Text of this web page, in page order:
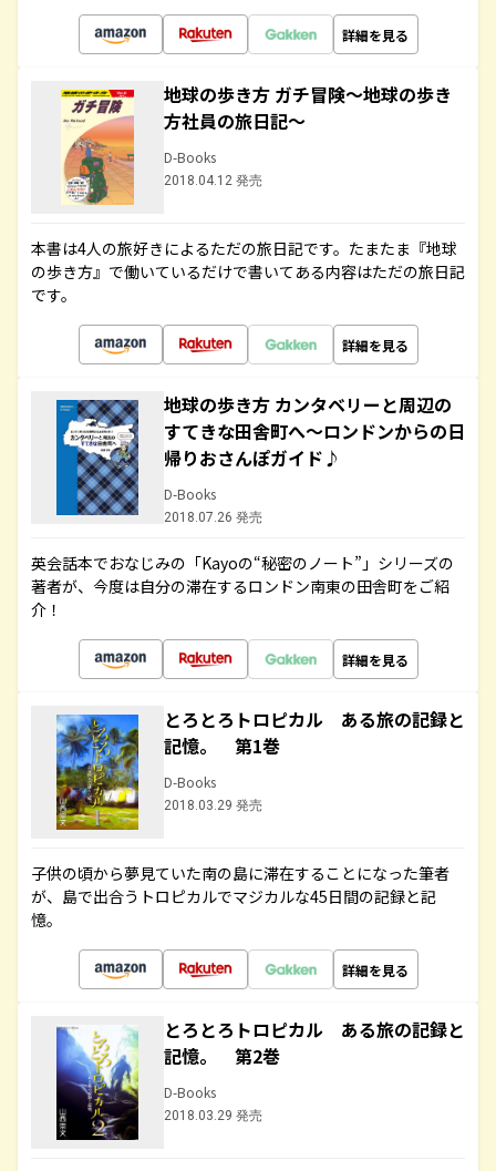
詳細を見る
地球の歩き方 ガチ冒険～地球の歩き
方社員の旅日記～
D-Books
2018.04.12 発売
本書は4人の旅好きによるただの旅日記です。たまたま『地球
の歩き方』で働いているだけで書いてある内容はただの旅日記
です。
詳細を見る
地球の歩き方 カンタベリーと周辺の
すてきな田舎町へ～ロンドンからの日
帰りおさんぽガイド♪
D-Books
2018.07.26 発売
英会話本でおなじみの「Kayoの“秘密のノート”」シリーズの
著者が、今度は自分の滞在するロンドン南東の田舎町をご紹
介！
詳細を見る
とろとろトロピカル ある旅の記録と
記憶。 第1巻
D-Books
2018.03.29 発売
子供の頃から夢見ていた南の島に滞在することになった筆者
が、島で出合うトロピカルでマジカルな45日間の記録と記
憶。
詳細を見る
とろとろトロピカル ある旅の記録と
記憶。 第2巻
D-Books
2018.03.29 発売